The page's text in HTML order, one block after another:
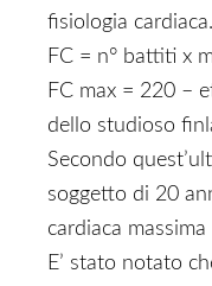
fisiologia cardiaca.
FC = n° battiti x
FC max = 220 –
dello studioso
Secondo
soggetto di 20
cardiaca
E’ stato notato